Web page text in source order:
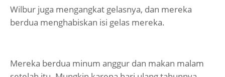
Wilbur juga mengangkat gelasnya, dan mereka
berdua menghabiskan isi gelas mereka.
Mereka berdua minum anggur dan makan malam